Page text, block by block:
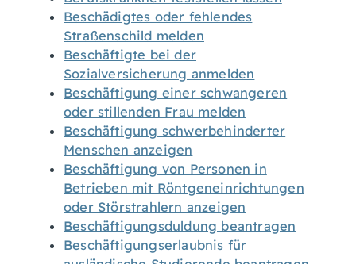
Beschädigtes oder fehlendes
Straßenschild melden
Beschäftigte bei der
Sozialversicherung anmelden
Beschäftigung einer schwangeren
oder stillenden Frau melden
Beschäftigung schwerbehinderter
Menschen anzeigen
Beschäftigung von Personen in
Betrieben mit Röntgeneinrichtungen
oder Störstrahlern anzeigen
Beschäftigungsduldung beantragen
Beschäftigungserlaubnis für